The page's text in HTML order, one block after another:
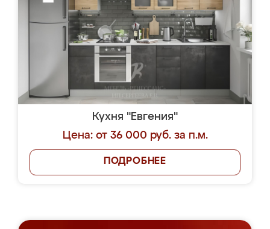
Кухня "Евгения"
Цена: от 36 000 руб. за п.м.
ПОДРОБНЕЕ